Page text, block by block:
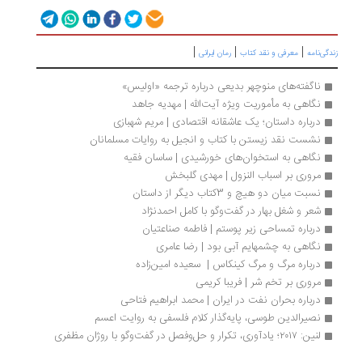
|معرفی و نقد کتاب|رمان ایرانی|
ناگفته‌های منوچهر بدیعی درباره ترجمه «اولیس»
نگاهی به مأموریت ویژه آیت‌الله | مهدیه جاهد
درباره داستان؛ یک عاشقانه اقتصادی | مریم شهبازی
نشست نقد زیستن با کتاب و انجیل به روایات مسلمانان
نگاهی به استخوان‌های خورشیدی | ساسان فقیه
مروری بر اسباب النزول | مهدی گلبخش
نسبت میان دو هیچ و 3کتاب دیگر از داستان
شعر و شغل بهار در گفت‌وگو با کامل احمدنژاد
درباره تمساحی زیر پوستم | فاطمه صناعتیان
نگاهی به چشمهایم آبی بود | رضا عامری
درباره مرگ و مرگ کینکاس |  سعیده امین‌زاده
مروری بر تخم شر | فریبا کریمی
درباره بحران نفت در ایران | محمد ابراهیم فتاحی
نصیرالدین طوسی، پایه‌گذار کلام فلسفی به روایت اعسم
لنین: ۲۰۱۷؛ یادآوری، تکرار و حل‌وفصل در گفت‌وگو با روژان مظفری